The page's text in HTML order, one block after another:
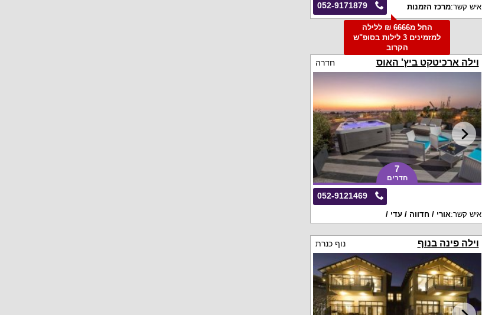
052-9171879 איש קשר:מרכז הזמנות
החל מ6666 ₪ ללילה
למזמינים 3 לילות בסופ"ש
הקרוב
וילה ארכיטקט ביץ' האוס חדרה
7
חדרים
052-9121469
איש קשר:אורי / חדווה / עדי /
וילה פינה בנוף נוף כנרת